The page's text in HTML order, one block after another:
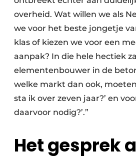
overheid. Wat willen we als
we voor het beste jongetje
klas of kiezen we voor een
aanpak? In die hele hectiek
elementenbouwer in de
welke markt dan ook,
sta ik over zeven jaar?’ en
daarvoor nodig?’.”
Het gesprek